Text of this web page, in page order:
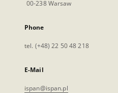
00-238 Warsaw
Phone
tel. (+48) 22 50 48 218
E-Mail
ispan@ispan.pl